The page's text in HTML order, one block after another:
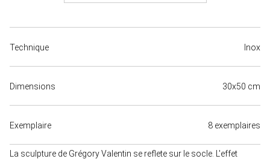
Technique Inox
Dimensions 30x50 cm
Exemplaire 8 exemplaires
La sculpture de Grégory Valentin se reflete sur le socle. L'effet